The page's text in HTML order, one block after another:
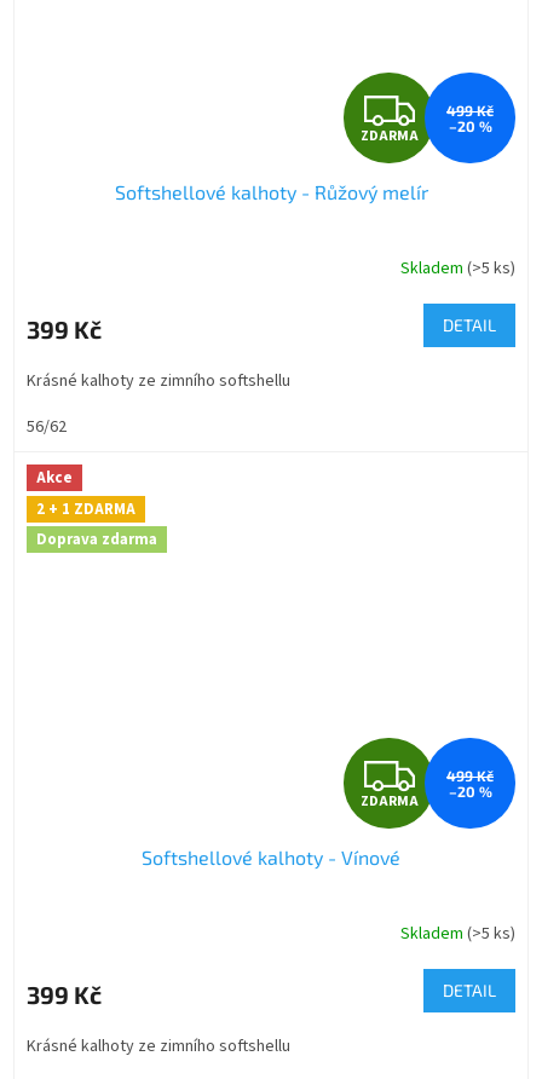
Z
D
A
R
M
A
ZDARMA
499 Kč
–20 %
Softshellové kalhoty - Růžový melír
produktu
je
z
hvězdiček.
Skladem(>5 ks)
399 Kč DETAIL
Krásné kalhoty ze zimního softshellu
56/62
Akce
2 + 1 ZDARMA
Doprava zdarma
Z
D
R
M
A
ZDARMA
499 Kč
–20 %
Softshellové kalhoty - Vínové
produktu
je
z
Skladem(>5 ks)
399 Kč DETAIL
Krásné kalhoty ze zimního softshellu